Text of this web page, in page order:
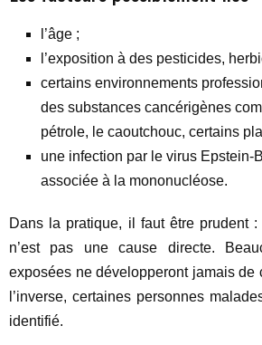
l’âge ;
l’exposition à des pesticides,
certains environnements
des substances cancérigènes
pétrole, le caoutchouc, certains
une infection par le virus Epstein-
associée à la mononucléose.
Dans la pratique, il faut être prudent
n’est pas une cause directe.
exposées ne développeront jamais de
l’inverse, certaines personnes
identifié.